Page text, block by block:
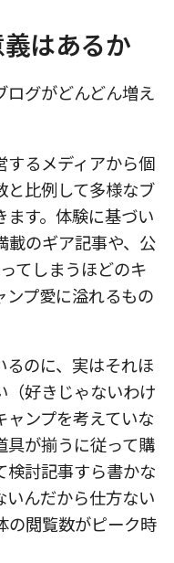
はあるか
ログがどんどん増え
するメディアから個
と比例して多様なブ
ます。体験に基づい
載のギア記事や、公
てしまうほどのキ
ンプ愛に溢れるもの
るのに、実はそれほ
（好きじゃないわけ
ンプを考えていな
具が揃うに従って購
検討記事すら書かな
いんだから仕方ない
の閲覧数がピーク時